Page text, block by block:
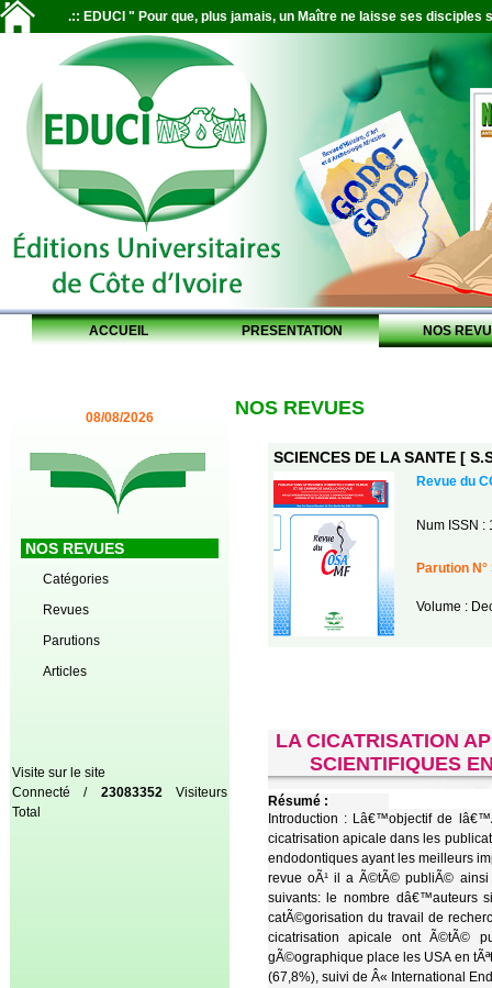
.:: EDUCI " Pour que, plus jamais, un Maître ne laisse ses disciples
ACCUEIL PRESENTATION NOS
08/08/2026
NOS REVUES
Catégories
Revues
Parutions
Articles
Visite sur le site
Connecté / 23083352Visiteurs
Total
NOS REVUES
SCIENCES DE LA SANTE [
Revue du
Num ISSN :
Parution
Volume :
LA CICATRISATION
SCIENTIFIQUES
Résumé :
Introduction : Lâ€™objectif de
cicatrisation apicale dans les
endodontiques ayant les meilleurs
revue oÃ¹ il a Ã©tÃ© publiÃ©
suivants: le nombre dâ€™auteurs
catÃ©gorisation du travail de
cicatrisation apicale ont Ã©tÃ©
gÃ©ographique place les USA en
(67,8%), suivi de Â« International